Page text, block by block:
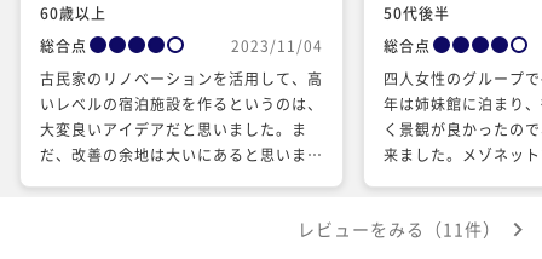
60歳以上
総合点
2023/11/04
古民家のリノベーションを活用して、高
いレベルの宿泊施設を作るというのは、
大変良いアイデアだと思いました。ま
だ、改善の余地は大いにあると思います
洗浄が不十分でした。木製の風呂を洗う
50代後半
総合点
四人女性のグループ
年は姉妹館に泊まり
く景観が良かったの
来ました。メゾネッ
しかったです。夕飯
レビューをみる（11件）